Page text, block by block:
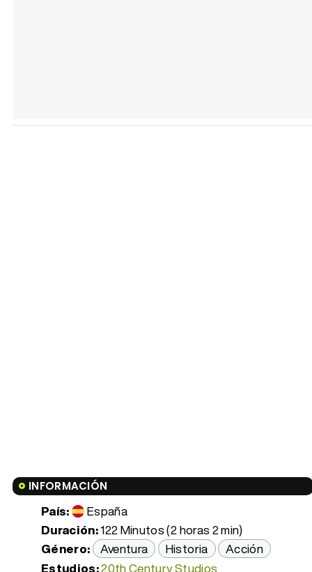
INFORMACIÓN
País:
España
Duración:122 Minutos (2 horas 2 min)
Género: Aventura Historia
Acción
Estudios:20th Century Studios